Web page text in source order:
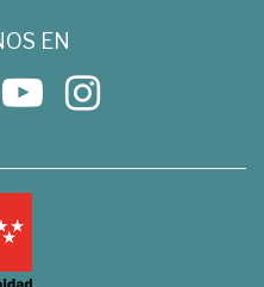
EN